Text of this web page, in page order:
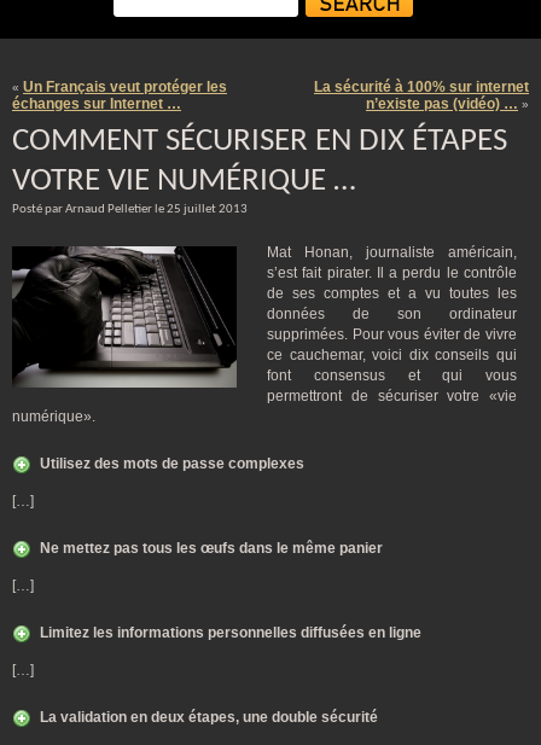
« Un Français veut protéger les
échanges sur Internet …
La sécurité à 100% sur internet
n’existe pas (vidéo) … »
COMMENT SÉCURISER EN DIX ÉTAPES
VOTRE VIE NUMÉRIQUE …
Posté par Arnaud Pelletier le 25 juillet 2013
Mat Honan, journaliste américain,
s’est fait pirater. Il a perdu le contrôle
de ses comptes et a vu toutes les
données de son ordinateur
supprimées. Pour vous éviter de vivre
ce cauchemar, voici dix conseils qui
font consensus et qui vous
permettront de sécuriser votre «vie
numérique».
Utilisez des mots de passe complexes
[…]
Ne mettez pas tous les œufs dans le même panier
[…]
Limitez les informations personnelles diffusées en ligne
[…]
La validation en deux étapes, une double sécurité